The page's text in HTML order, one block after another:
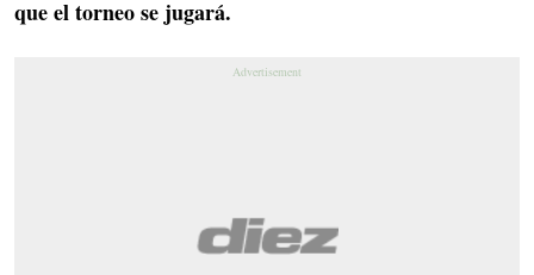
que el torneo se jugará.